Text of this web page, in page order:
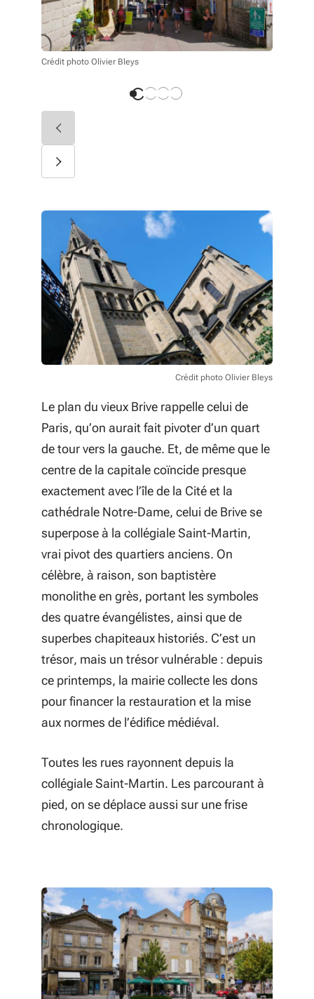
Crédit photo Olivier Bleys
Crédit photo Olivier Bleys
Le plan du vieux Brive rappelle celui de
Paris, qu’on aurait fait pivoter d’un quart
de tour vers la gauche. Et, de même que le
centre de la capitale coïncide presque
exactement avec l’île de la Cité et la
cathédrale Notre-Dame, celui de Brive se
superpose à la collégiale Saint-Martin,
vrai pivot des quartiers anciens. On
célèbre, à raison, son baptistère
monolithe en grès, portant les symboles
des quatre évangélistes, ainsi que de
superbes chapiteaux historiés. C’est un
trésor, mais un trésor vulnérable : depuis
ce printemps, la mairie collecte les dons
pour financer la restauration et la mise
aux normes de l’édifice médiéval.
Toutes les rues rayonnent depuis la
collégiale Saint-Martin. Les parcourant à
pied, on se déplace aussi sur une frise
chronologique.